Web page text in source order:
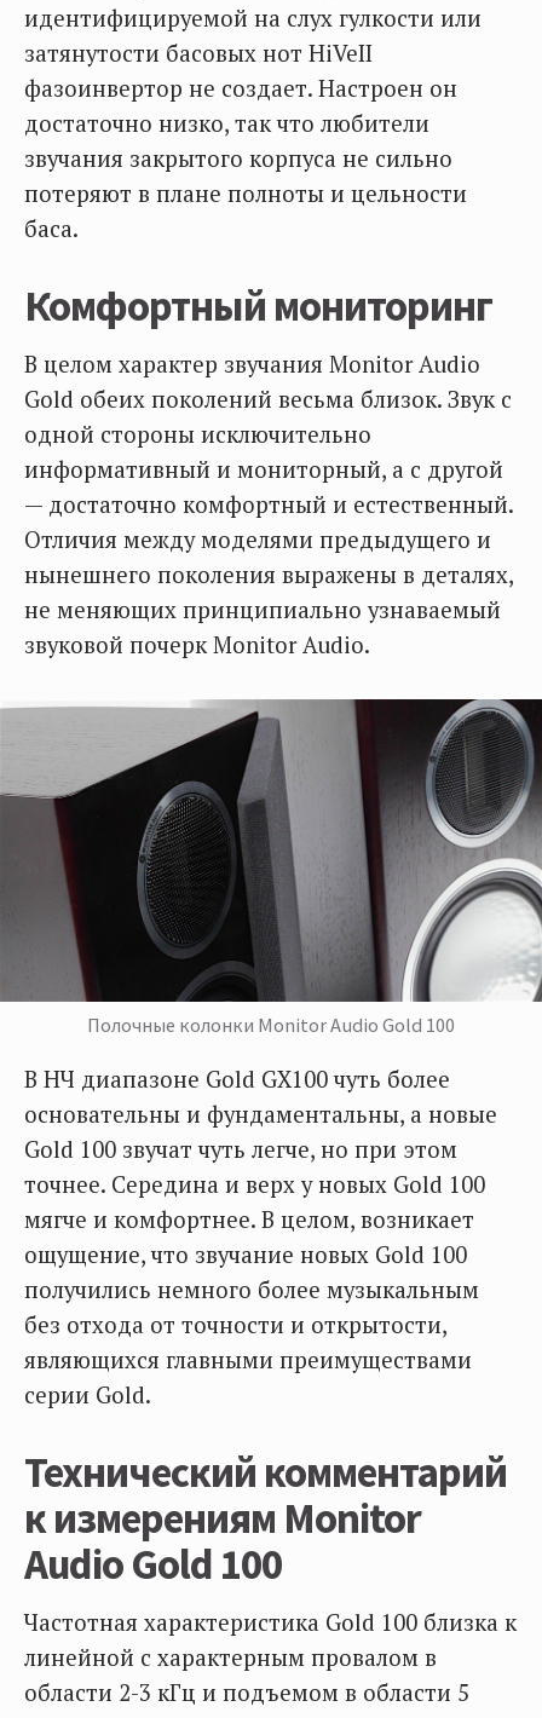
идентифицируемой на слух гулкости или
затянутости басовых нот HiVeII
фазоинвертор не создает. Настроен он
достаточно низко, так что любители
звучания закрытого корпуса не сильно
потеряют в плане полноты и цельности
баса.
Комфортный мониторинг
В целом характер звучания Monitor Audio
Gold обеих поколений весьма близок. Звук с
одной стороны исключительно
информативный и мониторный, а с другой
— достаточно комфортный и естественный.
Отличия между моделями предыдущего и
нынешнего поколения выражены в деталях,
не меняющих принципиально узнаваемый
звуковой почерк Monitor Audio.
Полочные колонки Monitor Audio Gold 100
В НЧ диапазоне Gold GX100 чуть более
основательны и фундаментальны, а новые
Gold 100 звучат чуть легче, но при этом
точнее. Середина и верх у новых Gold 100
мягче и комфортнее. В целом, возникает
ощущение, что звучание новых Gold 100
получились немного более музыкальным
без отхода от точности и открытости,
являющихся главными преимуществами
серии Gold.
Технический комментарий
к измерениям Monitor
Audio Gold 100
Частотная характеристика Gold 100 близка к
линейной с характерным провалом в
области 2-3 кГц и подъемом в области 5